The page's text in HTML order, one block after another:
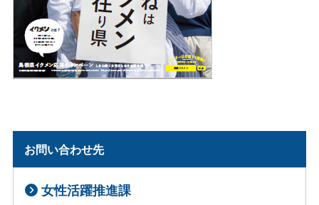
お問い合わせ先
女性活躍推進課